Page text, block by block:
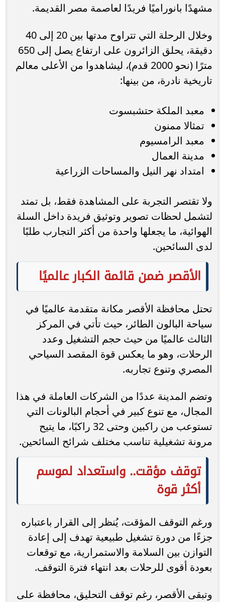
مشهدًا بانوراميًا فريدًا لعاصمة مصر القديمة.
وخلال الرحلة التي تتراوح مدتها بين 20 إلى 40
دقيقة، يحلق الزائرون على ارتفاع يصل إلى 650
مترًا (نحو 2000 قدم)، ليشاهدوا من الأعلى معالم
تاريخية نادرة، من بينها:
معبد الملكة حتشبسوت
تمثالا ممنون
معبد الرامسيوم
مدينة العمال
امتداد نهر النيل والمساحات الزراعية
ولا تقتصر التجربة على المشاهدة فقط، بل تمتد
لتشمل لحظات تصوير وتوثيق فريدة داخل السلة
الهوائية، ما يجعلها واحدة من أكثر التجارب طلبًا
لدى السائحين.
الأقصر ضمن قائمة الكبار عالميًا
تحتل محافظة الأقصر مكانة متقدمة عالميًا في
سياحة البالون الطائر، حيث تأتي في المركز
الثالث عالميًا من حيث حجم التشغيل وعدد
الرحلات، وهو ما يعكس قوة المقصد السياحي
المصري وتنوع تجاربه.
وتضم المدينة عددًا من الشركات العاملة في هذا
المجال، مع تنوع كبير في أحجام البالونات التي
تستوعب من راكبين وحتى 32 راكبًا، ما يتيح
مرونة تشغيلية تناسب مختلف شرائح السائحين.
توقف مؤقت.. واستعداد لموسم
أكثر قوة
ورغم التوقف المؤقت، يُنظر إلى القرار باعتباره
جزءًا من دورة تشغيل طبيعية تهدف إلى إعادة
التوازن بين السلامة والاستمرارية، مع توقعات
بعودة أقوى للرحلات بعد انتهاء فترة التوقف.
وتبقى الأقصر، رغم توقف التحليق، محافظة على